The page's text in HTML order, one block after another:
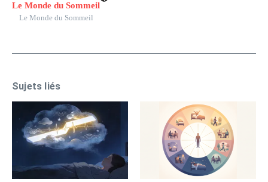
Le Monde du Sommeil
Le Monde du Sommeil
Sujets liés